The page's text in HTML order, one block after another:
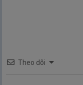
Theo dõi